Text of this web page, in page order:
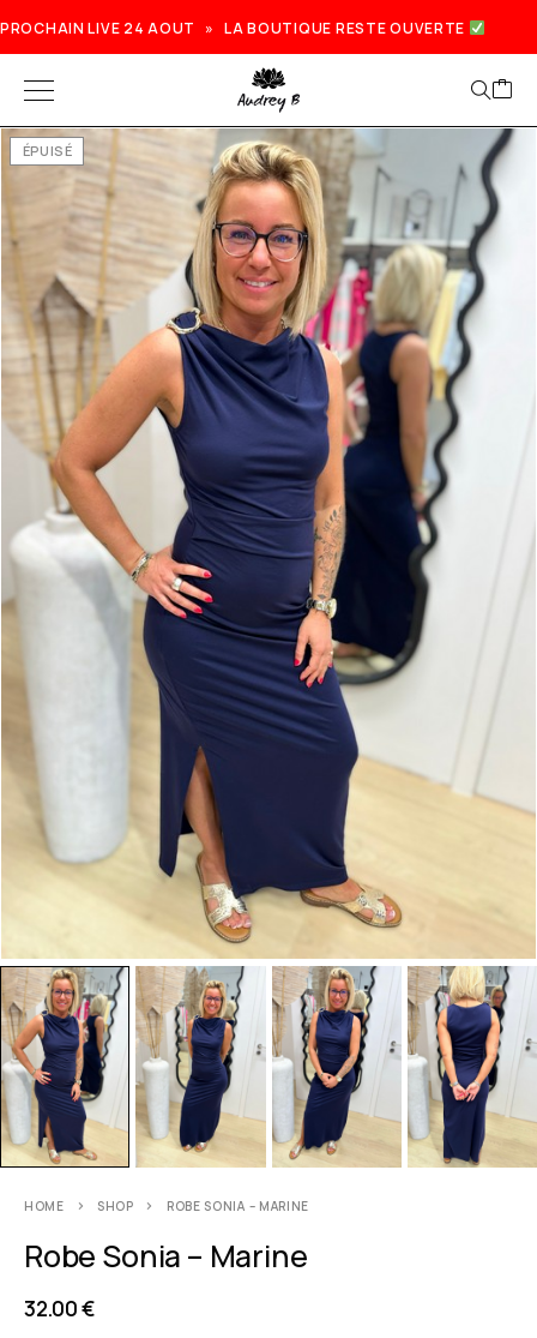
PROCHAIN LIVE 24 AOUT » LA BOUTIQUE RESTE OUVERTE
ÉPUISÉ
HOME SHOP ROBE SONIA – MARINE
Robe Sonia – Marine
32.00€